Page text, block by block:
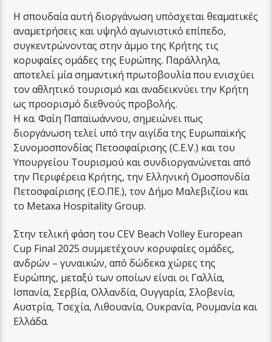
Η σπουδαία αυτή διοργάνωση υπόσχεται θεαματικές
αναμετρήσεις και υψηλό αγωνιστικό επίπεδο,
συγκεντρώνοντας στην άμμο της Κρήτης τις
κορυφαίες ομάδες της Ευρώπης. Παράλληλα,
αποτελεί μία σημαντική πρωτοβουλία που ενισχύει
τον αθλητικό τουρισμό και αναδεικνύει την Κρήτη
ως προορισμό διεθνούς προβολής.
Η κα. Φαίη Παπαϊωάννου, σημειώνει πως
διοργάνωση τελεί υπό την αιγίδα της Ευρωπαϊκής
Συνομοσπονδίας Πετοσφαίρισης (C.E.V.) και του
Υπουργείου Τουρισμού και συνδιοργανώνεται από
την Περιφέρεια Κρήτης, την Ελληνική Ομοσπονδία
Πετοσφαίρισης (Ε.Ο.ΠΕ.), τον Δήμο Μαλεβιζίου και
το Metaxa Hospitality Group.
Στην τελική φάση του CEV Beach Volley European
Cup Final 2025 συμμετέχουν κορυφαίες ομάδες,
ανδρών – γυναικών, από δώδεκα χώρες της
Ευρώπης, μεταξύ των οποίων είναι οι Γαλλία,
Ισπανία, Σερβία, Ολλανδία, Ουγγαρία, Σλοβενία,
Αυστρία, Τσεχία, Λιθουανία, Ουκρανία, Ρουμανία και
Ελλάδα.